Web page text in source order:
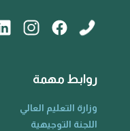
روابط مهمة
وزارة التعليم العالي
اللجنة التوجيهية